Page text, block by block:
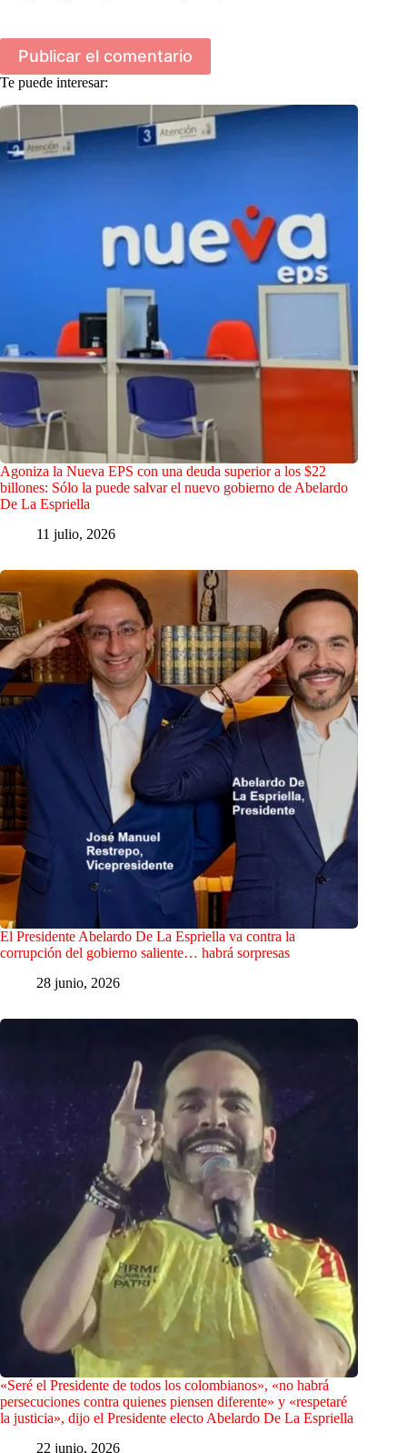
Publicar el comentario
Te puede interesar:
Agoniza la Nueva EPS con una deuda superior a los $22
billones: Sólo la puede salvar el nuevo gobierno de Abelardo
De La Espriella
11 julio, 2026
El Presidente Abelardo De La Espriella va contra la
corrupción del gobierno saliente… habrá sorpresas
28 junio, 2026
«Seré el Presidente de todos los colombianos», «no habrá
persecuciones contra quienes piensen diferente» y «respetaré
la justicia», dijo el Presidente electo Abelardo De La Espriella
22 junio, 2026